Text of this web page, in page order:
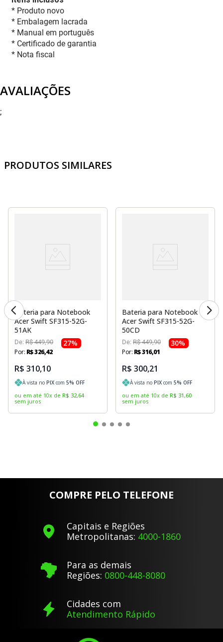
* Produto novo
* Embalagem lacrada
* Manual em português
* Certificado de garantia
* Nota fiscal
AVALIAÇÕES
;
PRODUTOS SIMILARES
Bateria para Notebook
Acer Swift SF315-52G-
51AK
De: R$ 449,90 27%
Por: R$326,42
R$ 310,10
À vista no PIX com 5% OFF
ou em até 10x de R$ 32,64
sem juros
Bateria para Notebook
Acer Swift SF315-52G-
50CD
De: R$ 449,90 30%
Por: R$316,01
R$ 300,21
À vista no PIX com 5% OFF
ou em até 10x de R$ 31,60
sem juros
COMPRE PELO TELEFONE
Capitais e Regiões
Metropolitanas: 4000-1860
Para as demais
Regiões: 0800-448-8080
Cidades com
Atendimento Rápido